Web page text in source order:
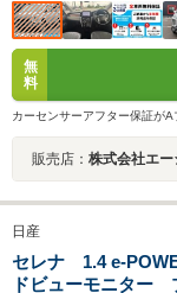
無
料
カーセンサーアフター保証が
販売店： 株式会社エ
日産
セレナ 1.4 e-
ドビューモニター